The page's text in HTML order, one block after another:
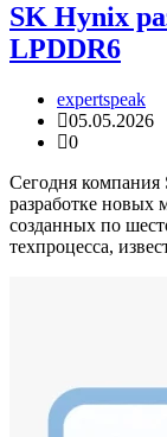
SK Hynix
LPDDR6
expertspeak
05.05.2026
0
Сегодня
разработке новых
созданных по
техпроцесса,